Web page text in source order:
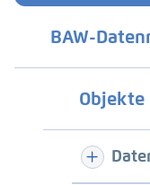
BAW-
Objekte